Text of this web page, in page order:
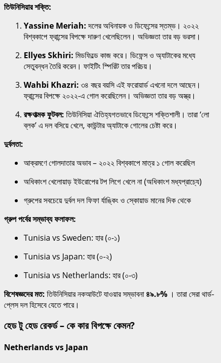
তিউনিসিয়ার শক্তি:
Yassine Meriah:দলের অধিনায়ক ও ডিফেন্সের স্তম্ভ। ২০২২
বিশ্বকাপে ফ্রান্সের বিপক্ষে দারুণ খেলেছিলেন। অভিজ্ঞতা তার বড় ভরসা।
Ellyes Skhiri: মিডফিল্ডে কাজ করে। ডিফেন্স ও অ্যাটাকের মধ্যে
সেতুবন্ধন তৈরি করেন। ফাইটিং স্পিরিট তার পরিচয়।
Wahbi Khazri: ৩৪ বছর বয়সি এই ফরোয়ার্ড এখনো দলে আছেন।
ফ্রান্সের বিপক্ষে ২০২২-এ গোল করেছিলেন। অভিজ্ঞতা তার বড় অস্ত্র।
রক্ষণাত্মক ফুটবল: তিউনিসিয়া ঐতিহ্যগতভাবে ডিফেন্সে শক্তিশালী। তারা ‘লো
ব্লক’ এ দল বসিয়ে খেলে, কাউন্টার অ্যাটাকে গোলের চেষ্টা করে।
দুর্বলতা:
আক্রমণে গোলদাতার অভাব – ২০২২ বিশ্বকাপে মাত্র ১ গোল করেছিল
অধিকাংশ খেলোয়াড় ইউরোপের টপ লিগে খেলে না (অধিকাংশ মধ্যপ্রাচ্যে)
গ্রুপের সবচেয়ে দুর্বল দল ফিফা র্যাঙ্কিং ও স্কোয়াড মানের দিক থেকে
গ্রুপ পর্বের সম্ভাব্য ফলাফল:
Tunisia vs Sweden: হার (০-১)
Tunisia vs Japan: হার (০-২)
Tunisia vs Netherlands: হার (০-৩)
বিশেষজ্ঞদের মত: তিউনিসিয়ার নকআউটে যাওয়ার সম্ভাবনা ৪৯.৮% । তারা সেরা থার্ড-
প্লেস দল হিসেবে যেতে পারে।
হেড টু হেড রেকর্ড – কে কার বিপক্ষে কেমন?
Netherlands vs Japan